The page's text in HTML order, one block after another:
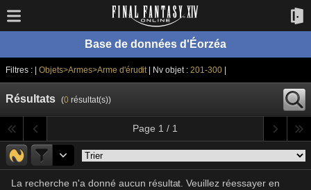
Base de données d'Éorzéa
Filtres : | Objets>Armes>Arme d'érudit | Nv objet :201-300
Résultats (0résultat(s))
Page 1 / 1
La recherche n'a donné aucun résultat. Veuillez réessayer en